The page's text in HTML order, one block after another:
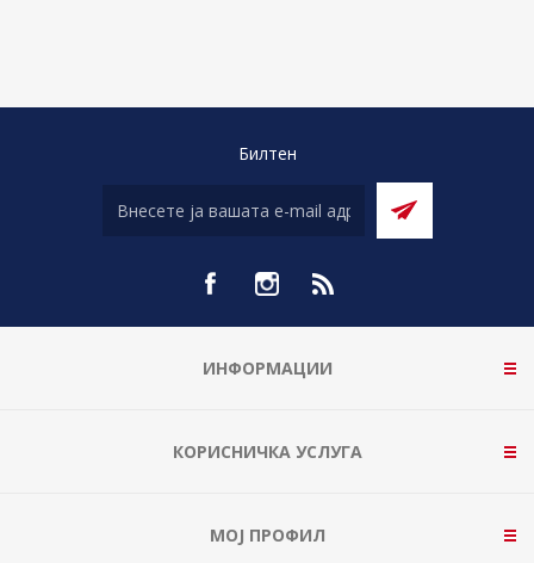
Билтен
ИНФОРМАЦИИ
КОРИСНИЧКА УСЛУГА
МОЈ ПРОФИЛ